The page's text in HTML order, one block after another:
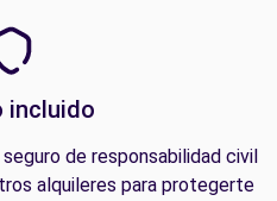
incluido
de responsabilidad civil
alquileres para protegerte